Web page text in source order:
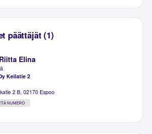
päättäjät (1)
Elina
Keilatie 2
2 B, 02170 Espoo
NUMERO